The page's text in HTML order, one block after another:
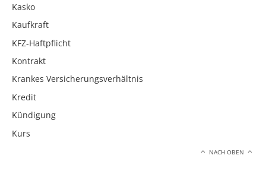
Kasko
Kaufkraft
KFZ-Haftpflicht
Kontrakt
Krankes Versicherungsverhältnis
Kredit
Kündigung
Kurs
NACH OBEN